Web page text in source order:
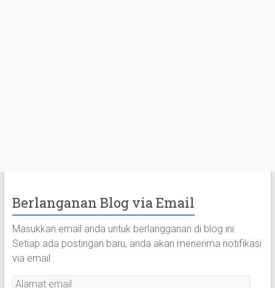
Berlanganan Blog via Email
Masukkan email anda untuk berlangganan di blog ini.
Setiap ada postingan baru, anda akan menerima notifikasi
via email
A